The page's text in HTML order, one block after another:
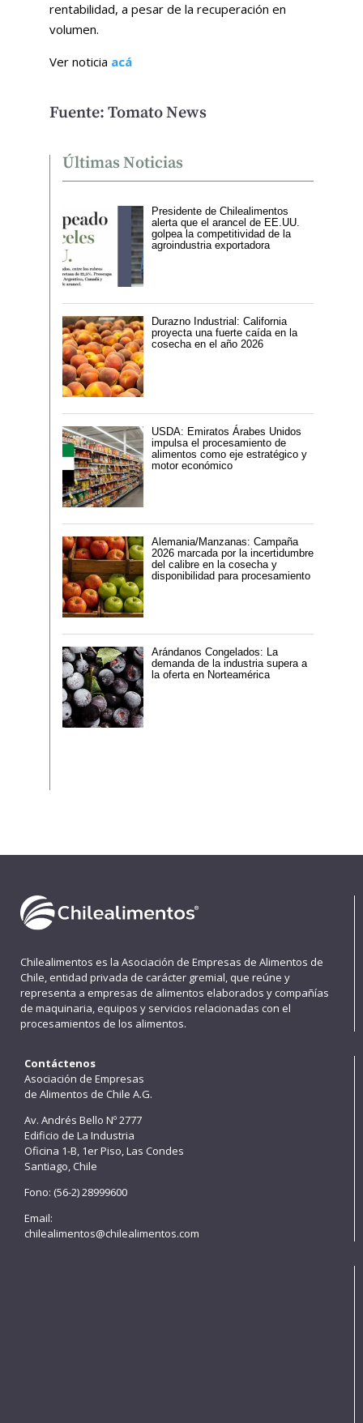
rentabilidad, a pesar de la recuperación en
volumen.
Ver noticia acá
Fuente: Tomato News
Últimas Noticias
Presidente de Chilealimentos
alerta que el arancel de EE.UU.
golpea la competitividad de la
agroindustria exportadora
Durazno Industrial: California
proyecta una fuerte caída en la
cosecha en el año 2026
USDA: Emiratos Árabes Unidos
impulsa el procesamiento de
alimentos como eje estratégico y
motor económico
Alemania/Manzanas: Campaña
2026 marcada por la incertidumbre
del calibre en la cosecha y
disponibilidad para procesamiento
Arándanos Congelados: La
demanda de la industria supera a
la oferta en Norteamérica
Chilealimentos es la Asociación de Empresas de Alimentos de
Chile, entidad privada de carácter gremial, que reúne y
representa a empresas de alimentos elaborados y compañías
de maquinaria, equipos y servicios relacionadas con el
procesamientos de los alimentos.
Contáctenos
Asociación de Empresas
de Alimentos de Chile A.G.
Av. Andrés Bello Nº 2777
Edificio de La Industria
Oficina 1-B, 1er Piso, Las Condes
Santiago, Chile
Fono: (56-2) 28999600
Email:
chilealimentos@chilealimentos.com